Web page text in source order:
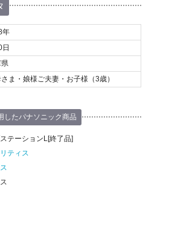
年
ま・娘様ご夫妻・お子様（3歳）
したパナソニック商品
テーションL[終了品]
ティス